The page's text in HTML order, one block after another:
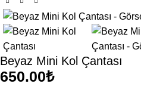
Beyaz Mini Kol Çantası
650.00₺